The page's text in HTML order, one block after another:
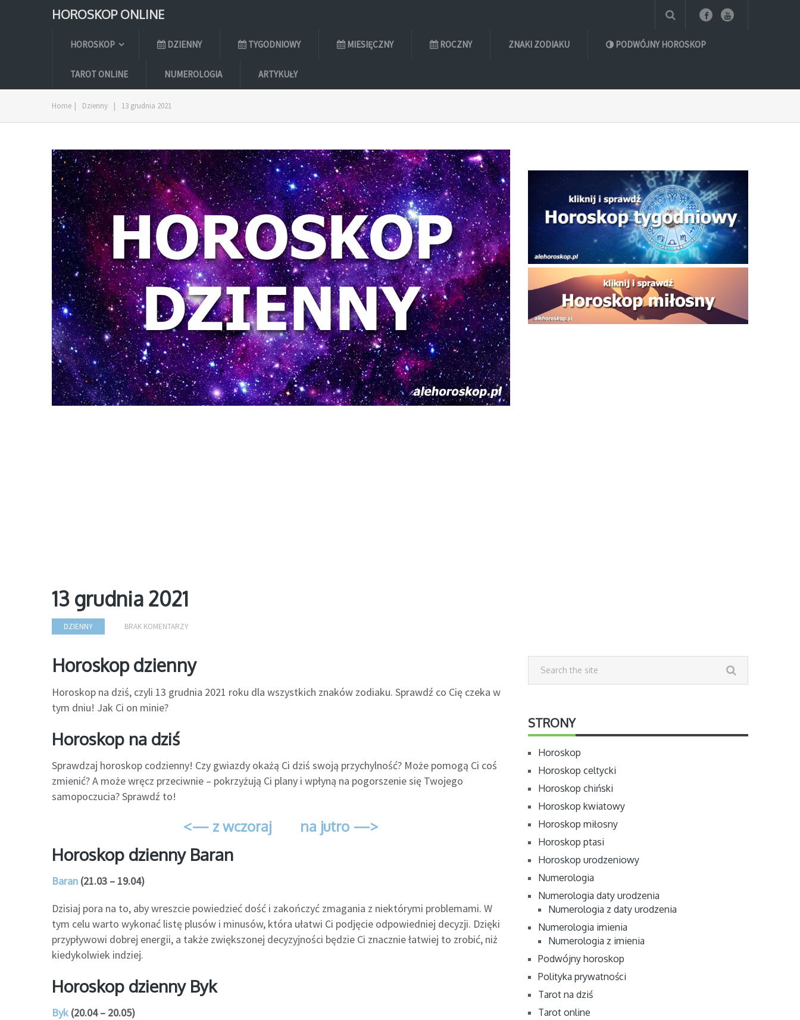
HOROSKOP ONLINE
HOROSKOP DZIENNY TYGODNIOWY MIESIĘCZNY ROCZNY ZNAKI ZODIAKU PODWÓJNY HOROSKOP
TAROT ONLINE NUMEROLOGIA ARTYKUŁY
Home | Dzienny | 13 grudnia 2021
13 grudnia 2021
DZIENNY BRAK KOMENTARZY
Horoskop dzienny
Horoskop na dziś, czyli 13 grudnia 2021 roku dla wszystkich znaków zodiaku. Sprawdź co Cię czeka w
tym dniu! Jak Ci on minie?
Horoskop na dziś
Sprawdzaj horoskop codzienny! Czy gwiazdy okażą Ci dziś swoją przychylność? Może pomogą Ci coś
zmienić? A może wręcz przeciwnie – pokrzyżują Ci plany i wpłyną na pogorszenie się Twojego
samopoczucia? Sprawdź to!
<— z wczoraj na jutro —>
Horoskop dzienny Baran
Baran (21.03 – 19.04)
Dzisiaj pora na to, aby wreszcie powiedzieć dość i zakończyć zmagania z niektórymi problemami. W
tym celu warto wykonać listę plusów i minusów, która ułatwi Ci podjęcie odpowiedniej decyzji. Dzięki
przypływowi dobrej energii, a także zwiększonej decyzyjności będzie Ci znacznie łatwiej to zrobić, niż
kiedykolwiek indziej.
Horoskop dzienny Byk
Byk (20.04 – 20.05)
STRONY
Horoskop
Horoskop celtycki
Horoskop chiński
Horoskop kwiatowy
Horoskop miłosny
Horoskop ptasi
Horoskop urodzeniowy
Numerologia
Numerologia daty urodzenia
Numerologia z daty urodzenia
Numerologia imienia
Numerologia z imienia
Podwójny horoskop
Polityka prywatności
Tarot na dziś
Tarot online